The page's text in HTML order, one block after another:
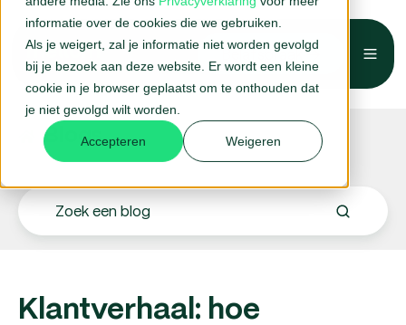
informatie over de cookies die we gebruiken.
Als je weigert, zal je informatie niet worden gevolgd
bij je bezoek aan deze website. Er wordt een kleine
cookie in je browser geplaatst om te onthouden dat
je niet gevolgd wilt worden.
Accepteren Weigeren
Belafspraak →
Blogs.
Klantverhaal: hoe